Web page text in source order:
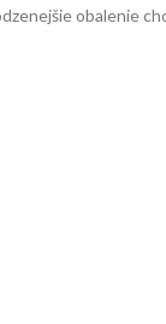
obalenie